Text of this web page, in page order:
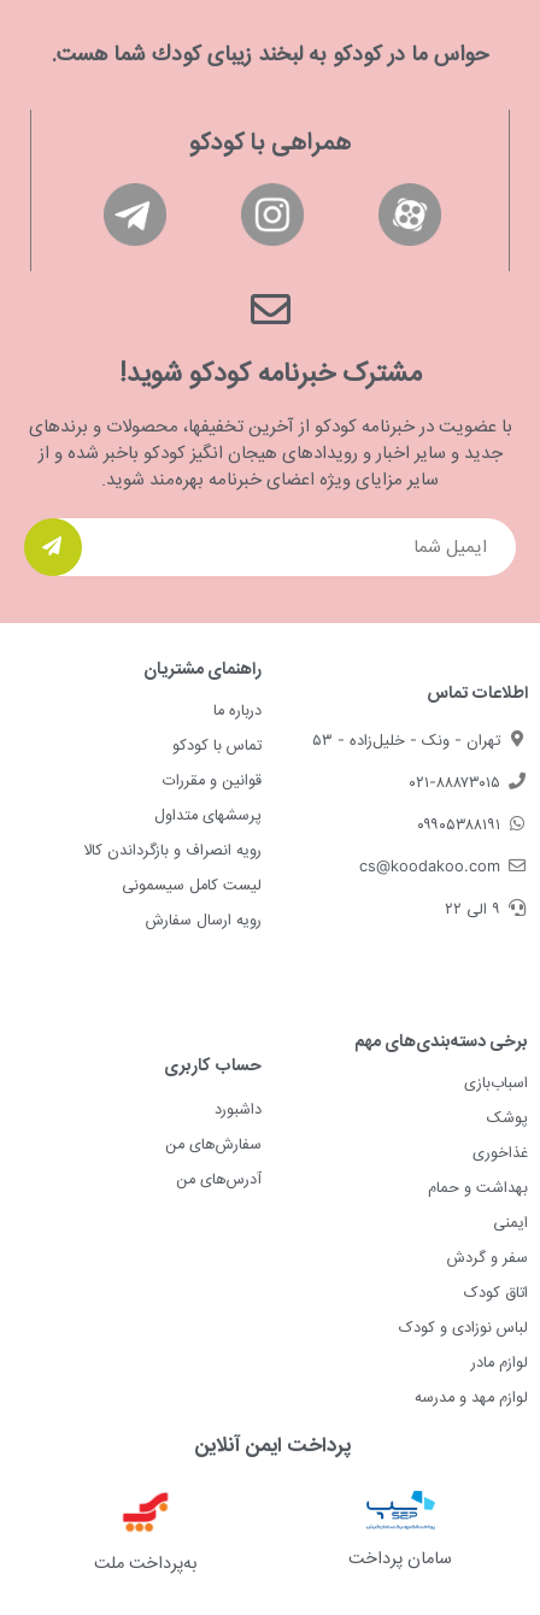
حواس ما در كودكو به لبخند زیبای كودك شما هست.
همراهی با کودکو
مشترک خبرنامه کودکو شوید!
با عضویت در خبرنامه کودکو از آخرین تخفیفها، محصولات و برندهای
جدید و سایر اخبار و رویدادهای هیجان انگیز کودکو باخبر شده و از
سایر مزایای ویژه اعضای خبرنامه بهره‌مند شوید.
اطلاعات تماس
تهران - ونک - خلیل‌زاده - ۵۳
۰۲۱-۸۸۸۷۳۰۱۵
۰۹۹۰۵۳۸۸۱۹۱
cs@koodakoo.com
۹ الی ۲۲
راهنمای مشتریان
درباره ما
تماس با کودکو
قوانین و مقررات
پرسشهای متداول
رویه انصراف و بازگرداندن کالا
لیست کامل سیسمونی
رویه ارسال سفارش
برخی دسته‌بندی‌های مهم
اسباب‌بازی
پوشک
غذاخوری
بهداشت و حمام
ایمنی
سفر و گردش
اتاق کودک
لباس نوزادی و کودک
لوازم مادر
لوازم مهد و مدرسه
حساب کاربری
داشبورد
سفارش‌های من
آدرس‌های من
پرداخت ایمن آنلاین
سامان پرداخت به‌پرداخت ملت